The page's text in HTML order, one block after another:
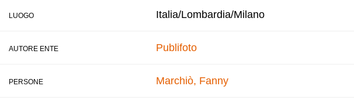
LUOGO Italia/Lombardia/Milano
AUTORE ENTE Publifoto
PERSONE Marchiò, Fanny